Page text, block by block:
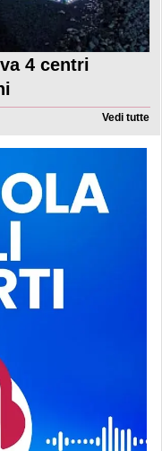
4 centri
Vedi tutte